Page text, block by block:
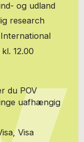
og udland
research
kl. 12.00
du POV
uafhængig